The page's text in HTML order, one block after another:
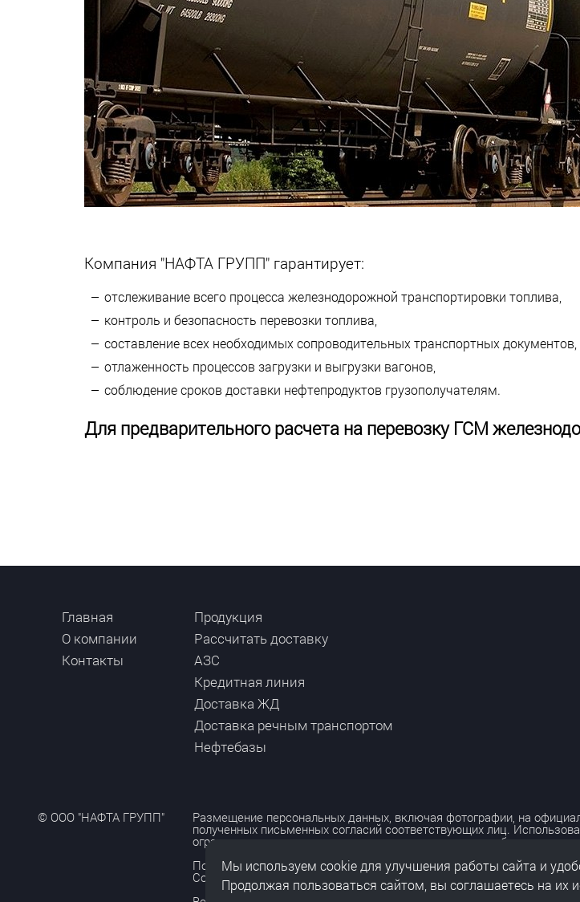
Компания "НАФТА ГРУПП" гарантирует:
отслеживание всего процесса железнодорожной транспортировки топлива,
контроль и безопасность перевозки топлива,
составление всех необходимых сопроводительных транспортных документов,
отлаженность процессов загрузки и выгрузки вагонов,
соблюдение сроков доставки нефтепродуктов грузополучателям.
Для предварительного расчета на перевозку ГСМ
Главная
О компании
Контакты
Продукция
Рассчитать доставку
АЗС
Кредитная линия
Доставка ЖД
Доставка речным транспортом
Нефтебазы
© ООО "НАФТА ГРУПП" Размещение персональных данных, включая фотографии, на
полученных письменных согласий соответствующих лиц.
ограничено и допускается только с разрешения правообладателя.
Политика обработки персональных данных
Согласие на обработку персональных данных
Мы используем cookie для улучшения работы сайта и
Продолжая пользоваться сайтом, вы соглашаетесь на их